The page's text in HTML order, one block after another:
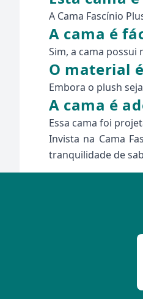
A Cama Fascínio
A cama é
Sim, a cama
O material
Embora o plush
A cama é
Essa cama foi
Invista na Cama
tranquilidade de